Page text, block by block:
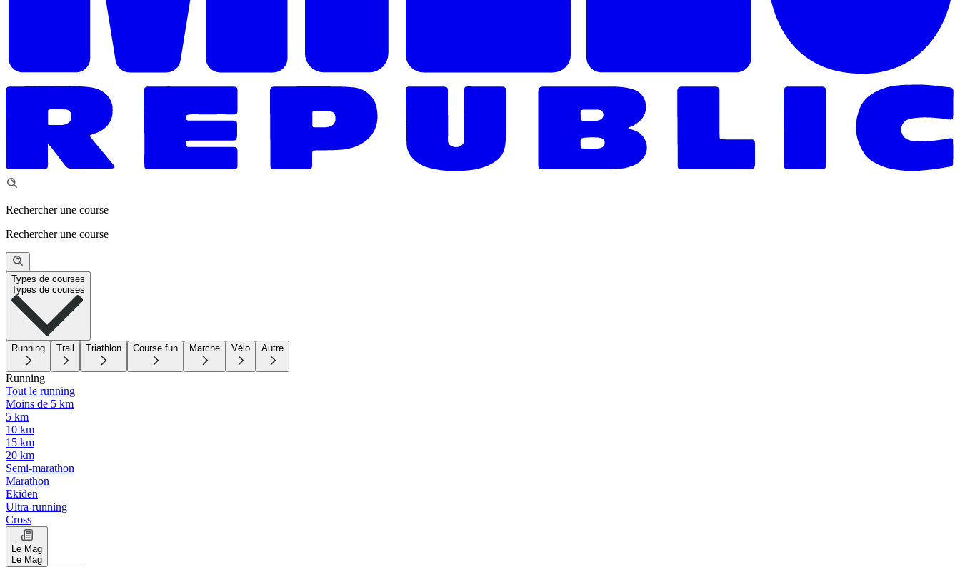
Rechercher une course
Rechercher une course
Types de courses
Types de courses
Running Trail Triathlon Course fun Marche Vélo Autre
Running
Tout le running
Moins de 5 km
5 km
10 km
15 km
20 km
Semi-marathon
Marathon
Ekiden
Ultra-running
Cross
Le Mag
Le Mag